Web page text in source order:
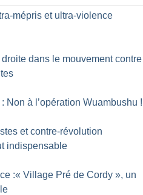
mépris et ultra-violence
droite dans le mouvement contre
Non à l’opération Wuambushu !
et contre-révolution
indispensable
:« Village Pré de Cordy », un